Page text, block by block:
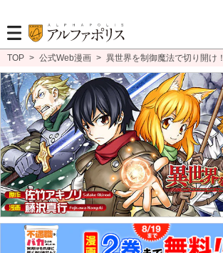
TOP > 公式Web漫画 > 異世界を制御魔法で切り開け！